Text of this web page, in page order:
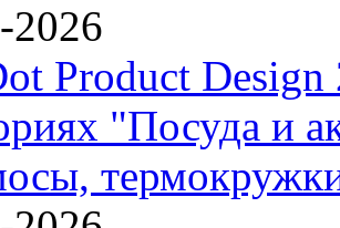
2026
Product Design
"Посуда и